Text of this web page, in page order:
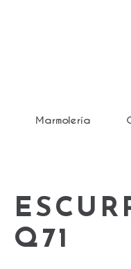
Marmolería
Q71